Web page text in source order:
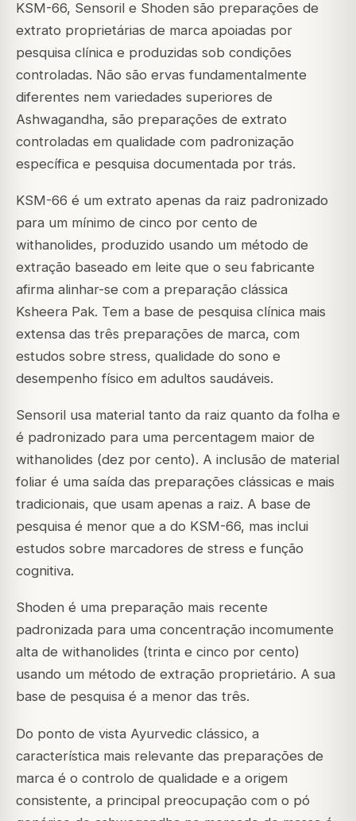
KSM-66, Sensoril e Shoden são preparações de
extrato proprietárias de marca apoiadas por
pesquisa clínica e produzidas sob condições
controladas. Não são ervas fundamentalmente
diferentes nem variedades superiores de
Ashwagandha, são preparações de extrato
controladas em qualidade com padronização
específica e pesquisa documentada por trás.
KSM-66 é um extrato apenas da raiz padronizado
para um mínimo de cinco por cento de
withanolides, produzido usando um método de
extração baseado em leite que o seu fabricante
afirma alinhar-se com a preparação clássica
Ksheera Pak. Tem a base de pesquisa clínica mais
extensa das três preparações de marca, com
estudos sobre stress, qualidade do sono e
desempenho físico em adultos saudáveis.
Sensoril usa material tanto da raiz quanto da folha e
é padronizado para uma percentagem maior de
withanolides (dez por cento). A inclusão de material
foliar é uma saída das preparações clássicas e mais
tradicionais, que usam apenas a raiz. A base de
pesquisa é menor que a do KSM-66, mas inclui
estudos sobre marcadores de stress e função
cognitiva.
Shoden é uma preparação mais recente
padronizada para uma concentração incomumente
alta de withanolides (trinta e cinco por cento)
usando um método de extração proprietário. A sua
base de pesquisa é a menor das três.
Do ponto de vista Ayurvedic clássico, a
característica mais relevante das preparações de
marca é o controlo de qualidade e a origem
consistente, a principal preocupação com o pó